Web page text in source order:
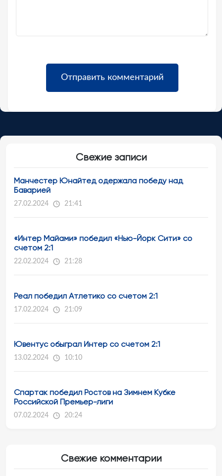
Свежие записи
Манчестер Юнайтед одержала победу над
Баварией
27.02.2024 21:41
«Интер Майами» победил «Нью-Йорк Сити» со
счетом 2:1
22.02.2024 21:28
Реал победил Атлетико со счетом 2:1
17.02.2024 21:09
Ювентус обыграл Интер со счетом 2:1
13.02.2024 10:10
Спартак победил Ростов на Зимнем Кубке
Российской Премьер-лиги
07.02.2024 20:24
Свежие комментарии